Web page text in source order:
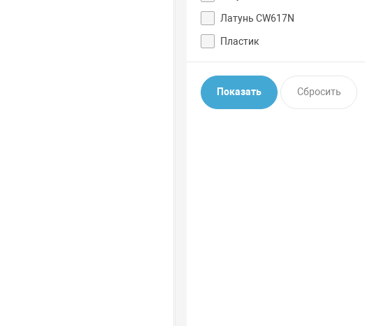
Латунь CW617N
Пластик